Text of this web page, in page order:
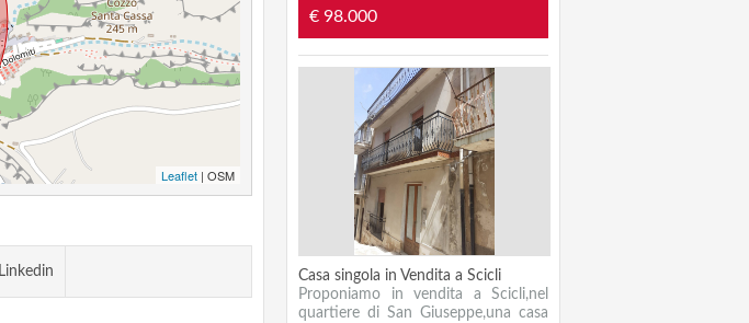
Leaflet | OSM
Linkedin
€ 98.000
Casa singola in Vendita a Scicli
Proponiamo in vendita a Scicli,nel
quartiere di San Giuseppe,una casa